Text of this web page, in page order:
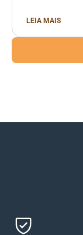
LEIA MAIS